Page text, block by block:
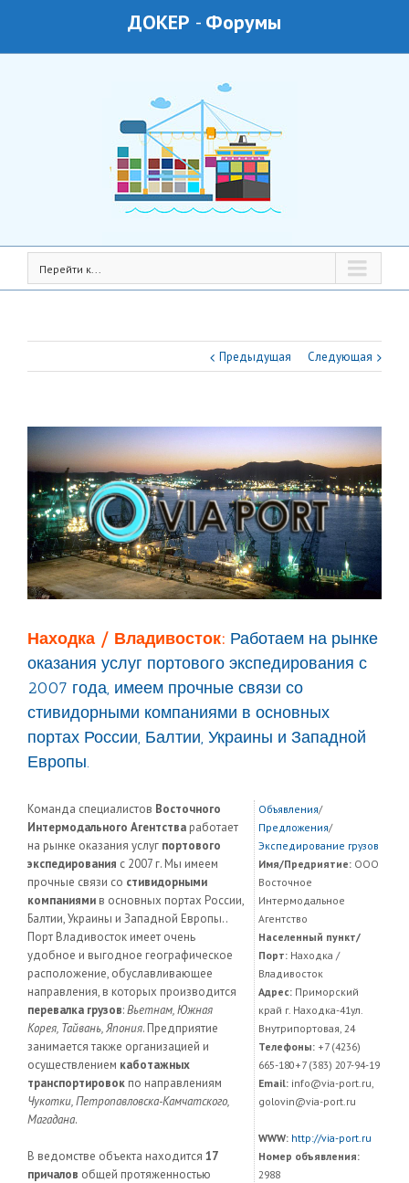
ДОКЕР - Форумы
Перейти к...
Предыдущая Следующая
Находка / Владивосток: Работаем на рынке
оказания услуг портового экспедирования с
2007 года, имеем прочные связи со
стивидорными компаниями в основных
портах России, Балтии, Украины и Западной
Европы.
Команда специалистов Восточного
Интермодального Агентства работает
на рынке оказания услуг портового
экспедирования с 2007 г. Мы имеем
прочные связи со стивидорными
компаниями в основных портах России,
Балтии, Украины и Западной Европы..
Порт Владивосток имеет очень
удобное и выгодное географическое
расположение, обуславливающее
направления, в которых производится
перевалка грузов:Вьетнам, Южная
Корея, Тайвань, Япония. Предприятие
занимается также организацией и
осуществлением каботажных
транспортировок по направлениям
Чукотки, Петропавловска-Камчатского,
Магадана.
В ведомстве объекта находится 17
причалов общей протяженностью
Объявления/
Предложения/
Экспедирование грузов
Имя/Предриятие:ООО
Восточное
Интермодальное
Агентство
Населенный пункт/
Порт:Находка /
Владивосток
Адрес:Приморский
край г. Находка-41ул.
Внутрипортовая, 24
Телефоны:+7 (4236)
665-180+7 (383) 207-94-19
Email:info@via-port.ru,
golovin@via-port.ru
WWW: http://via-port.ru
Номер объявления:
2988